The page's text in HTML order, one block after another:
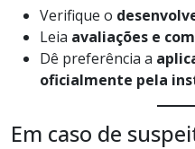
Verifique o
Leia avaliações e
Dê preferência a
oficialmente pela
Em caso de